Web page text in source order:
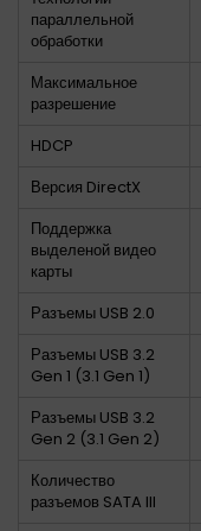
параллельной
обработки
Максимальное
разрешение
HDCP
Версия DirectX
Поддержка
выделеной видео
карты
Разъемы USB 2.0
Разъемы USB 3.2
Gen 1 (3.1 Gen 1)
Разъемы USB 3.2
Gen 2 (3.1 Gen 2)
Количество
разъемов SATA III